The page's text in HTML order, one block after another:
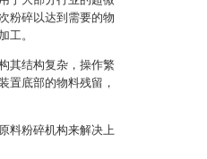
粉碎以达到需要的物
工。
其结构复杂，操作繁
置底部的物料残留，
料粉碎机构来解决上